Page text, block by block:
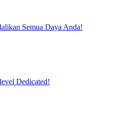
Semua Daya Anda!
Dedicated!